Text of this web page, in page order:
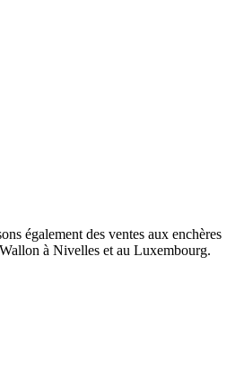
également des ventes aux enchères
à Nivelles et au Luxembourg.